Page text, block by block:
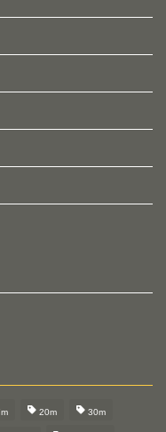
20m 30m